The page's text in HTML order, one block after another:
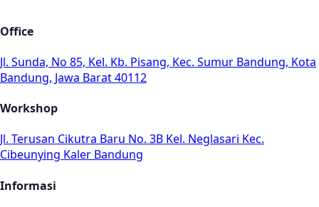
Office
Jl. Sunda, No 85, Kel. Kb. Pisang, Kec. Sumur Bandung, Kota
Bandung, Jawa Barat 40112
Workshop
Jl. Terusan Cikutra Baru No. 3B Kel. Neglasari Kec.
Cibeunying Kaler Bandung
Informasi